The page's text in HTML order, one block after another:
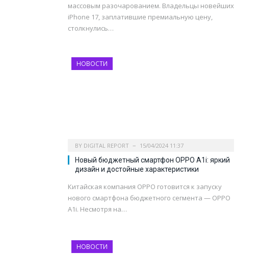
массовым разочарованием. Владельцы новейших
iPhone 17, заплатившие премиальную цену,
столкнулись…
НОВОСТИ
BY DIGITAL REPORT 15/04/2024 11:37
Новый бюджетный смартфон OPPO A1i: яркий
дизайн и достойные характеристики
Китайская компания OPPO готовится к запуску
нового смартфона бюджетного сегмента — OPPO
A1i. Несмотря на…
НОВОСТИ